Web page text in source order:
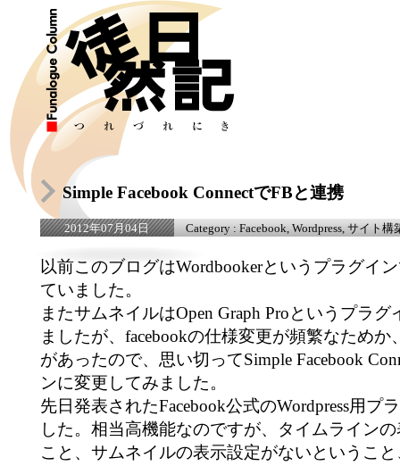
Simple Facebook ConnectでFBと連携
2012年07月04日 Category : Facebook Wordpress, サイト構
以前このブログはWordbookerというプラグイ
ていました。
またサムネイルはOpen Graph Proというプラ
ましたが、facebookの仕様変更が頻繁なため
があったので、思い切ってSimple Facebook
ンに変更してみました。
先日発表されたFacebook公式のWordpress用プ
した。相当高機能なのですが、タイムライン
こと、サムネイルの表示設定がないというこ